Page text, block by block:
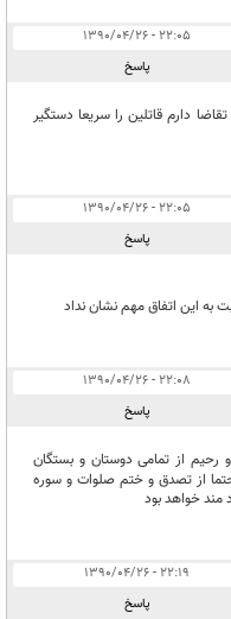
۲۲:۰۵ - ۱۳۹۰/۰۴/۲۶
پاسخ
دارم قاتلین را سریعا دستگیر
۲۲:۰۵ - ۱۳۹۰/۰۴/۲۶
پاسخ
این اتفاق مهم نشان نداد
۲۲:۰۸ - ۱۳۹۰/۰۴/۲۶
پاسخ
از تمامی دوستان و بستگان
از تصدق و ختم صلوات و سوره
مند خواهد بود
۲۲:۱۹ - ۱۳۹۰/۰۴/۲۶
پاسخ